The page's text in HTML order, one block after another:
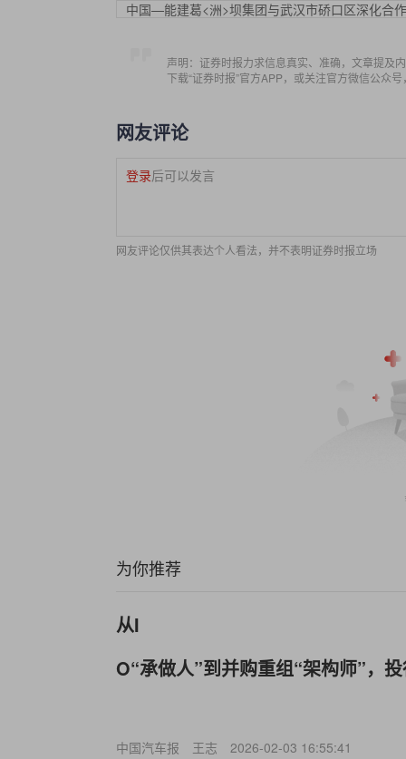
中国—能建葛<洲>坝集团与武汉市硚口区深化合作
声明：证券时报力求信息真实、准确，文章提及
下载“证券时报”官方APP，或关注官方微信公众
网友评论
登录后可以发言
网友评论仅供其表达个人看法，并不表明证券时报立场
为你推荐
从I
O“承做人”到并购重组“架构师”，
中国汽车报 王志 2026-02-03 16:55:41